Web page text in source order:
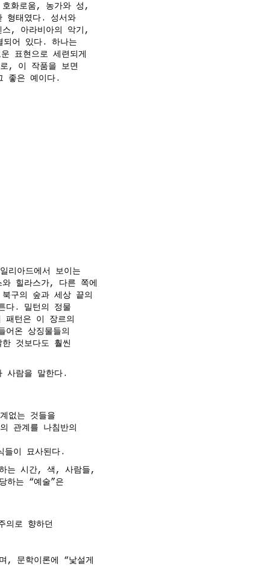
화로움, 농가와 성,
형태였다. 성서와
, 아라비아의 악기,
되어 있다. 하나는
표현으로 세련되게
, 이 작품을 보면
좋은 예이다.
리아드에서 보이는
힐라스가, 다른 쪽에
구의 숲과 세상 끝의
다. 밀턴의 정물
패턴은 이 장르의
온 상징물들의
것보다도 훨씬
사람을 말한다.
없는 것들을
관계를 나침반의
들이 묘사된다.
는 시간, 색, 사람들,
하는 “예술”은
의로 향하던
, 문학이론에 “낯설게